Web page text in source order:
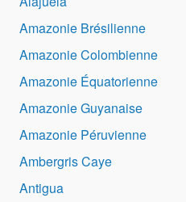
Amazonie Brésilienne
Amazonie Colombienne
Amazonie Équatorienne
Amazonie Guyanaise
Amazonie Péruvienne
Ambergris Caye
Antigua